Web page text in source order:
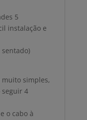
5
instalação e
sentado)
muito simples,
seguir 4
o cabo à